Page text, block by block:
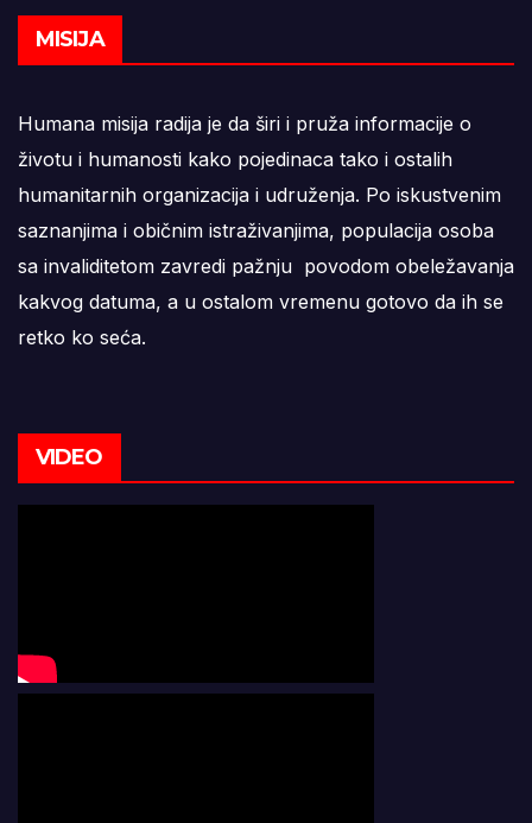
MISIJA
Humana misija radija je da širi i pruža informacije o
životu i humanosti kako pojedinaca tako i ostalih
humanitarnih organizacija i udruženja. Po iskustvenim
saznanjima i običnim istraživanjima, populacija osoba
sa invaliditetom zavredi pažnju povodom obeležavanja
kakvog datuma, a u ostalom vremenu gotovo da ih se
retko ko seća.
VIDEO